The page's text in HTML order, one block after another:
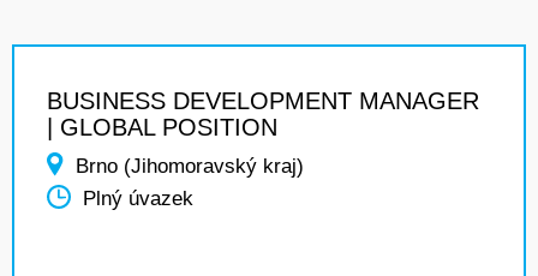
BUSINESS DEVELOPMENT MANAGER
| GLOBAL POSITION
Brno (Jihomoravský kraj)
Plný úvazek